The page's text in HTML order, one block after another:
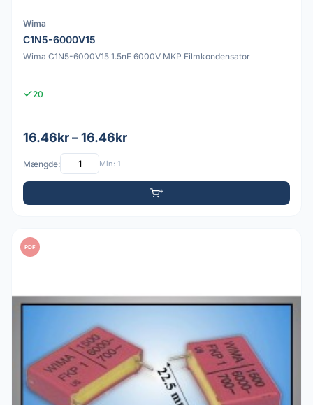
Wima
C1N5-6000V15
Wima C1N5-6000V15 1.5nF 6000V MKP Filmkondensator
20
16.46kr – 16.46kr
Mængde: Min: 1
PDF